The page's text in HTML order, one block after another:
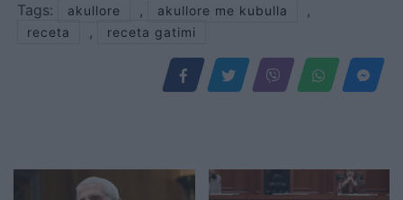
Tags:
akullore , akullore me kubulla ,
receta , receta gatimi